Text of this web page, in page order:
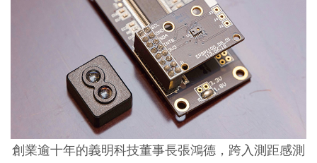
創業逾十年的義明科技董事長張鴻德，跨入測距感測